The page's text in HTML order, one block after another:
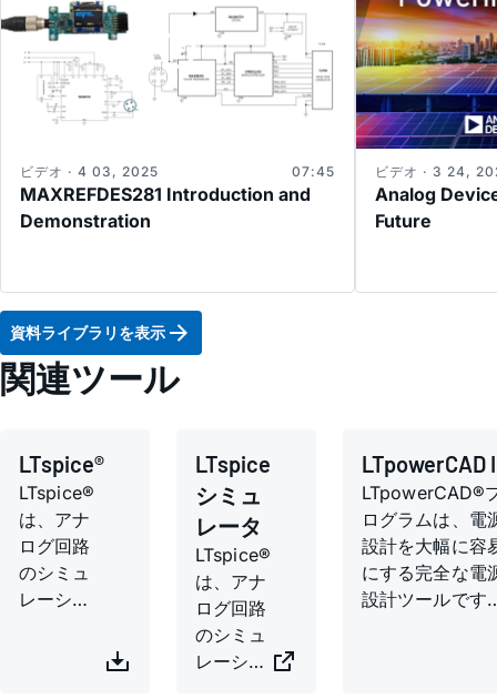
MAXREFDES281 Introduction and
Demonstration
ビデオ · 4 03, 2025 07:45
Analog
Future
ビデオ · 3 24,
資料ライブラリを表示
関連ツール
LTspice®
LTspice®
は、アナ
ログ回路
のシミュ
レーショ
LTspice
シミュ
レータ
LTspice®
は、アナ
ログ回路
のシミュ
レーショ
LTpowerCAD
LTpowerCAD®
ログラムは、電
設計を大幅に容
にする完全な電
設計ツールです